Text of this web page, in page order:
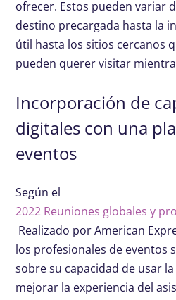
ofrecer. Estos pueden variar
destino precargada hasta la
útil hasta los sitios cercanos
pueden querer visitar
Incorporación de
digitales con una
eventos
Según el
2022 Reuniones globales y
Realizado por American
los profesionales de eventos
sobre su capacidad de usar
mejorar la experiencia del